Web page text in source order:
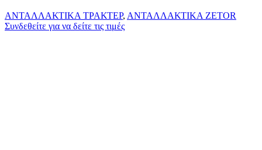
ΑΝΤΑΛΛΑΚΤΙΚΑ ΤΡΑΚΤΕΡ, ΑΝΤΑΛΛΑΚΤΙΚΑ ZETOR
Συνδεθείτε για να δείτε τις τιμές